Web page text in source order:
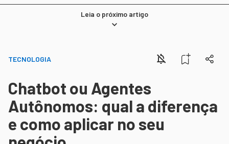
Leia o próximo artigo
TECNOLOGIA
Chatbot ou Agentes
Autônomos: qual a diferença
e como aplicar no seu